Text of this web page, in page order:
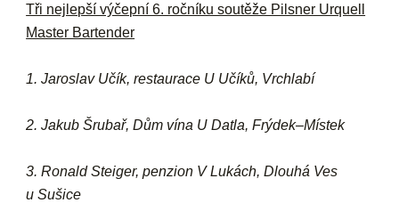
Tři nejlepší výčepní 6. ročníku soutěže Pilsner Urquell
Master Bartender
1. Jaroslav Učík, restaurace U Učíků, Vrchlabí
2. Jakub Šrubař, Dům vína U Datla, Frýdek–Místek
3. Ronald Steiger, penzion V Lukách, Dlouhá Ves
u Sušice